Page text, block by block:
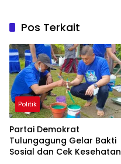
Pos Terkait
Politik
Partai Demokrat
Tulungagung Gelar Bakti
Sosial dan Cek Kesehatan